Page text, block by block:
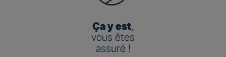
Ça y est,
vous êtes
assuré !